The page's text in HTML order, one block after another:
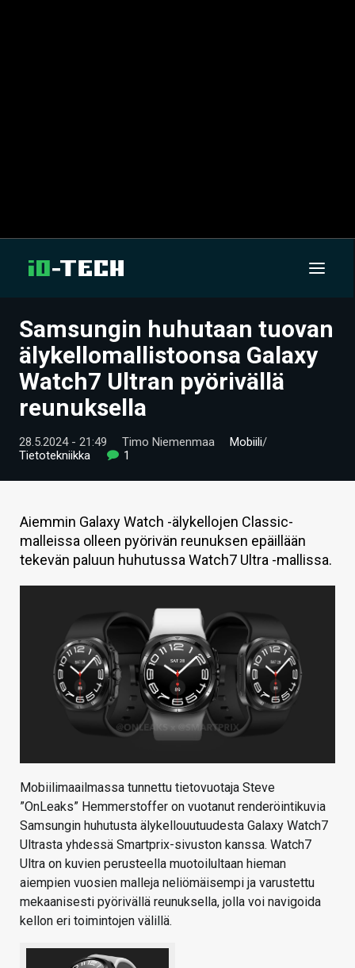
UUTISET
ARTIKKELIT
VIDEOT
TECHBBS
KAUPPA
HAKU
Samsungin huhutaan tuovan
älykellomallistoonsa Galaxy
Watch7 Ultran pyörivällä
reunuksella
28.5.2024 - 21:49 Timo Niemenmaa Mobiili/
Tietotekniikka
1
Aiemmin Galaxy Watch -älykellojen Classic-
malleissa olleen pyörivän reunuksen epäillään
tekevän paluun huhutussa Watch7 Ultra -mallissa.
Mobiilimaailmassa tunnettu tietovuotaja Steve
”OnLeaks” Hemmerstoffer on vuotanut renderöintikuvia
Samsungin huhutusta älykellouutuudesta Galaxy Watch7
Ultrasta yhdessä Smartprix-sivuston kanssa. Watch7
Ultra on kuvien perusteella muotoilultaan hieman
aiempien vuosien malleja neliömäisempi ja varustettu
mekaanisesti pyörivällä reunuksella, jolla voi navigoida
kellon eri toimintojen välillä.